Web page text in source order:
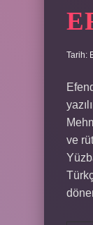
Tarih:
ve